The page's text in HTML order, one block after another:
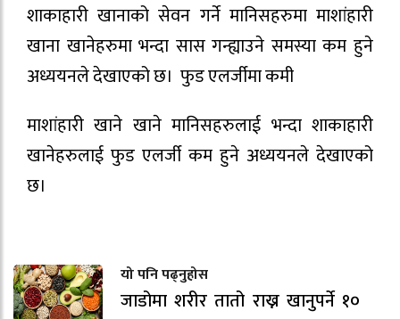
शाकाहारी खानाको सेवन गर्ने मानिसहरुमा माशांहारी
खाना खानेहरुमा भन्दा सास गन्ह्याउने समस्या कम हुने
अध्ययनले देखाएको छ। फुड एलर्जीमा कमी
माशांहारी खाने खाने मानिसहरुलाई भन्दा शाकाहारी
खानेहरुलाई फुड एलर्जी कम हुने अध्ययनले देखाएको
छ।
यो पनि पढ्नुहोस
जाडोमा शरीर तातो राख्न खानुपर्ने १०